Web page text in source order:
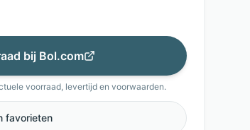
bij Bol.com
voorraad, levertijd en voorwaarden.
favorieten